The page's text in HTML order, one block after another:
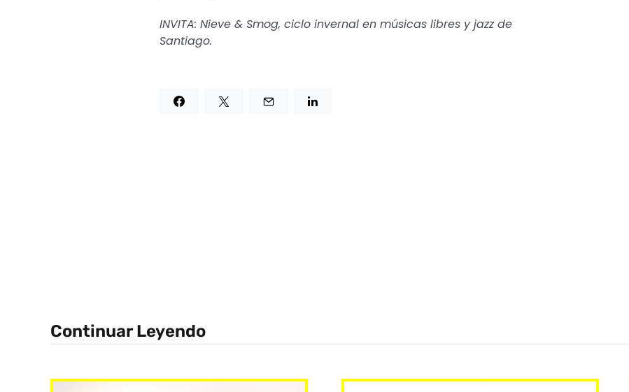
INVITA: Nieve & Smog, ciclo invernal en músicas libres y jazz de
Santiago.
Continuar Leyendo